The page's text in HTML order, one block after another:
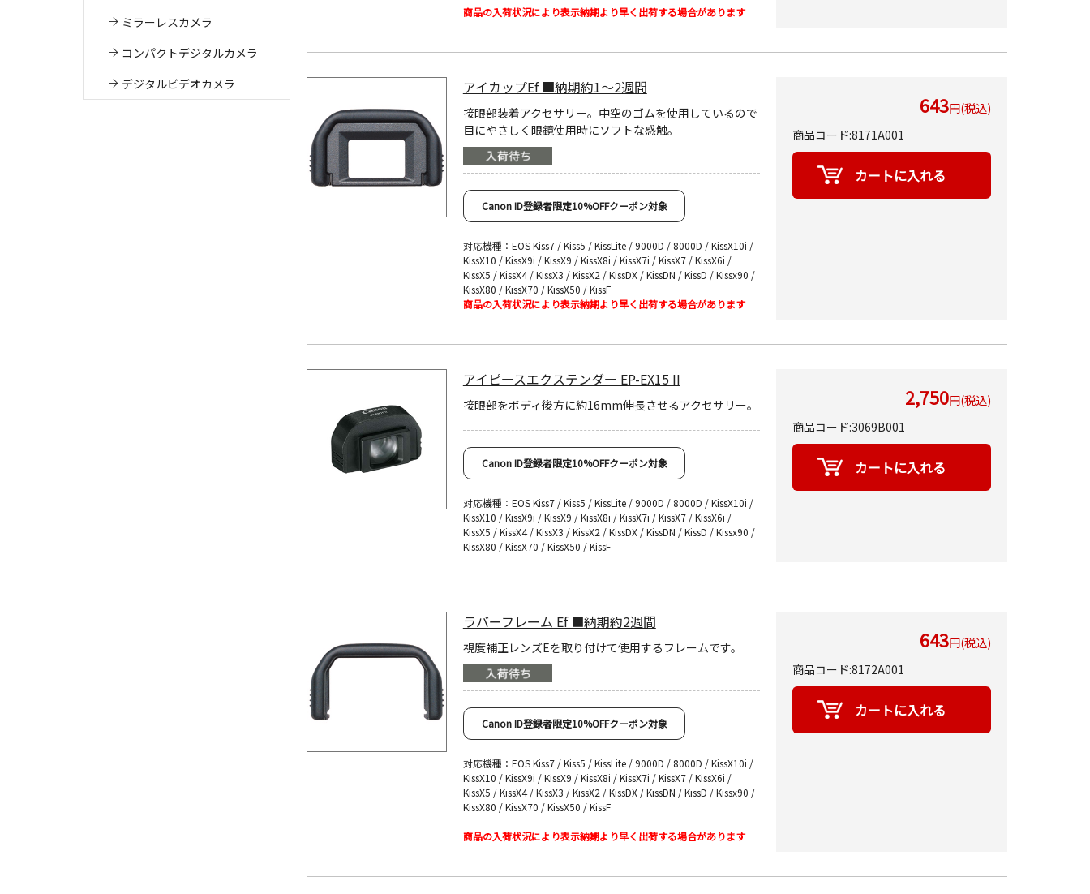
ミラーレスカメラ
コンパクトデジタルカメラ
デジタルビデオカメラ
商品の入荷状況により表示納期より早く出荷する場合があります
アイカップEf ■納期約1～2週間
接眼部装着アクセサリー。中空のゴムを使用しているので
目にやさしく眼鏡使用時にソフトな感触。
Canon ID登録者限定10%OFFクーポン対象
対応機種：EOS Kiss7 / Kiss5 / KissLite / 9000D / 8000D / KissX10i /
KissX10 / KissX9i / KissX9 / KissX8i / KissX7i / KissX7 / KissX6i /
KissX5 / KissX4 / KissX3 / KissX2 / KissDX / KissDN / KissD / Kissx90 /
KissX80 / KissX70 / KissX50 / KissF
商品の入荷状況により表示納期より早く出荷する場合があります
643円(税込)
商品コード:8171A001
アイピースエクステンダー EP-EX15 II
接眼部をボディ後方に約16mm伸長させるアクセサリー。
Canon ID登録者限定10%OFFクーポン対象
対応機種：EOS Kiss7 / Kiss5 / KissLite / 9000D / 8000D / KissX10i /
KissX10 / KissX9i / KissX9 / KissX8i / KissX7i / KissX7 / KissX6i /
KissX5 / KissX4 / KissX3 / KissX2 / KissDX / KissDN / KissD / Kissx90 /
KissX80 / KissX70 / KissX50 / KissF
2,750円(税込)
商品コード:3069B001
ラバーフレーム Ef ■納期約2週間
視度補正レンズEを取り付けて使用するフレームです。
Canon ID登録者限定10%OFFクーポン対象
対応機種：EOS Kiss7 / Kiss5 / KissLite / 9000D / 8000D / KissX10i /
KissX10 / KissX9i / KissX9 / KissX8i / KissX7i / KissX7 / KissX6i /
KissX5 / KissX4 / KissX3 / KissX2 / KissDX / KissDN / KissD / Kissx90 /
KissX80 / KissX70 / KissX50 / KissF
商品の入荷状況により表示納期より早く出荷する場合があります
643円(税込)
商品コード:8172A001